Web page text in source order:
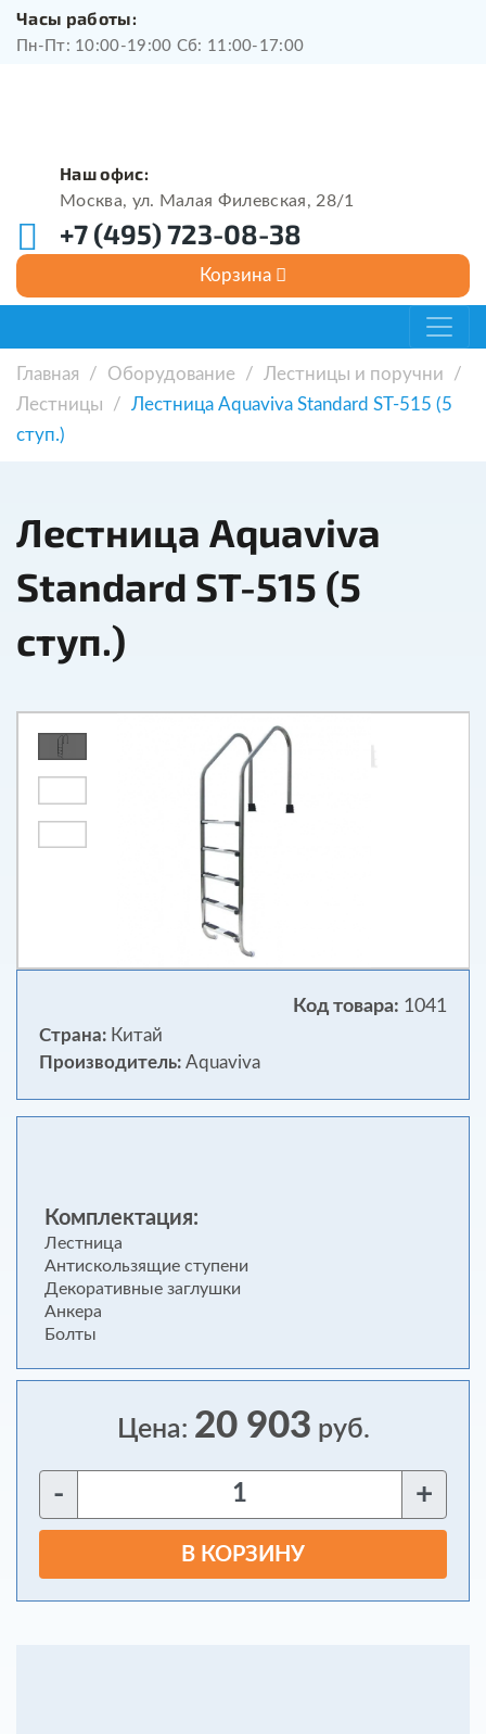
Часы работы:
Пн-Пт: 10:00-19:00 Сб: 11:00-17:00
Наш офис:
Москва, ул. Малая Филевская, 28/1
+7 (495) 723-08-38
Главная / Оборудование / Лестницы и поручни
/
Лестницы
/ Лестница Aquaviva Standard ST-515 (5
ступ.)
Лестница Aquaviva
Standard ST-515 (5
ступ.)
Код товара: 1041
Страна: Китай
Производитель:Aquaviva
Комплектация:
Лестница
Антискользящие ступени
Декоративные заглушки
Анкера
Болты
Цена: 20 903 руб.
- +
В КОРЗИНУ